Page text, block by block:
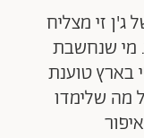
ג'ן זי מצליח
מי שנחשבת
בארץ טוענת
מה שלימדו